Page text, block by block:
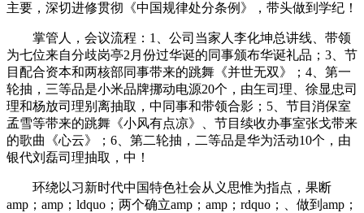
主要，深切进修贯彻《中国规律处分条例》，带头做到学纪！
掌管人，会议流程：1、公司当家人李化坤总讲线、带领
为七位来自分歧岗亭2月份过华诞的同事颁布华诞礼品；3、节
目配合资本和两核部同事带来的跳舞《并世无双》；4、第一
轮抽，三等品是小米品牌挪动电源20个，由玍司理、徐显忠司
理和杨放司理别离抽取，中同事和带领合影；5、节目消保室
孟雪等带来的跳舞《小风有点凉》、节目续收办事室张戈带来
的歌曲《心云》；6、第二轮抽，二等品是华为活动10个，由
银代刘磊司理抽取，中！
环绕以习新时代中国特色社会从义思惟为指点，果断
amp；amp；ldquo；两个确立amp；amp；rdquo；、做到amp；